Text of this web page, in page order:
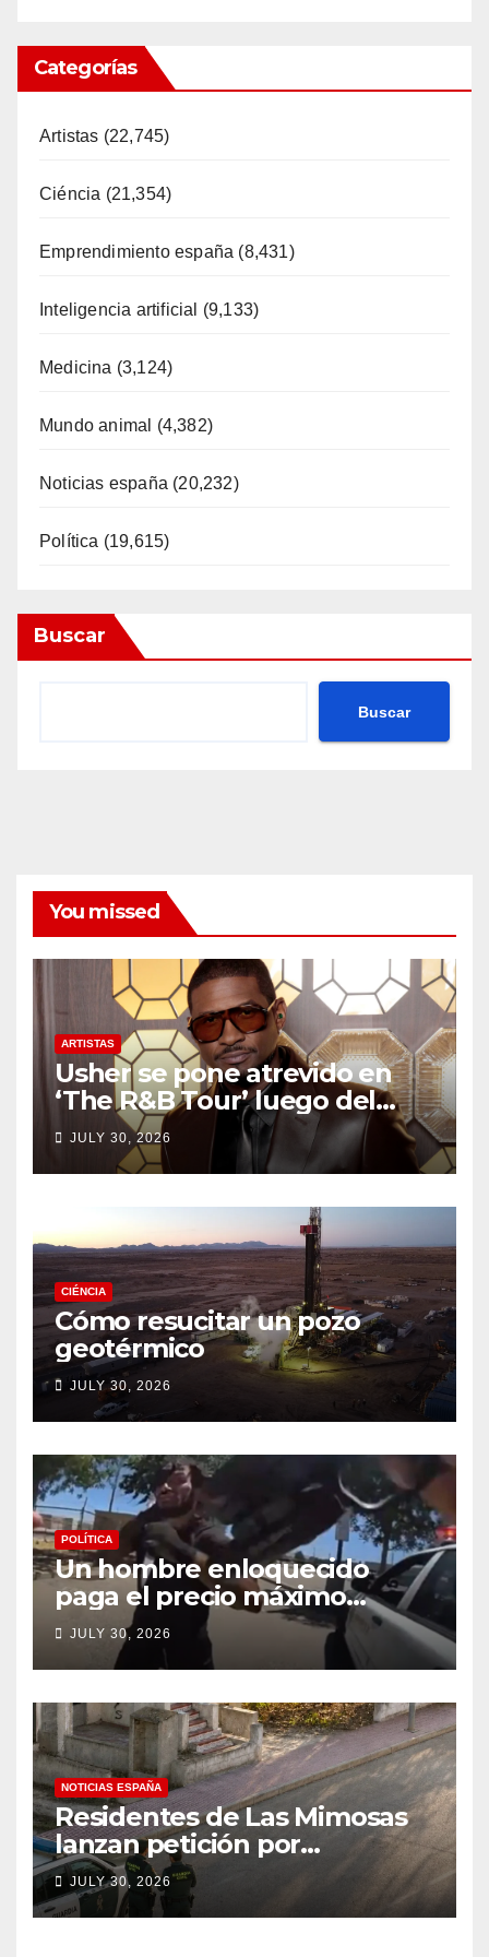
Categorías
Artistas (22,745)
Ciéncia (21,354)
Emprendimiento españa (8,431)
Inteligencia artificial (9,133)
Medicina (3,124)
Mundo animal (4,382)
Noticias españa (20,232)
Política (19,615)
Buscar
Buscar
You missed
ARTISTAS
Usher se pone atrevido en
‘The R&B Tour’ luego del
drama de un fan
JULY 30, 2026
CIÉNCIA
Cómo resucitar un pozo
geotérmico
JULY 30, 2026
POLÍTICA
Un hombre enloquecido
paga el precio máximo
después de llevar un cuchillo
a un tiroteo con agentes del
condado de Los Ángeles
(VIDEO) * The Gateway
Pundit * por Cullen
Linebarger
JULY 30, 2026
NOTICIAS ESPAÑA
Residentes de Las Mimosas
lanzan petición por
disminución ‘inaceptable’ de
servicios básicos – The
Leader
JULY 30, 2026